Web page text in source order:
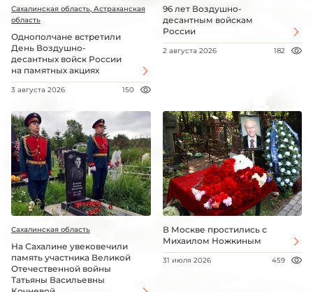
Сахалинская область, Астраханская
область
Однополчане встретили
День Воздушно-
десантных войск России
на памятных акциях
3 августа 2026 150
96 лет Воздушно-
десантным войскам
России
2 августа 2026 182
Сахалинская область
На Сахалине увековечили
память участника Великой
Отечественной войны
Татьяны Васильевны
В Москве простились с
Михаилом Ножкиным
31 июля 2026 459